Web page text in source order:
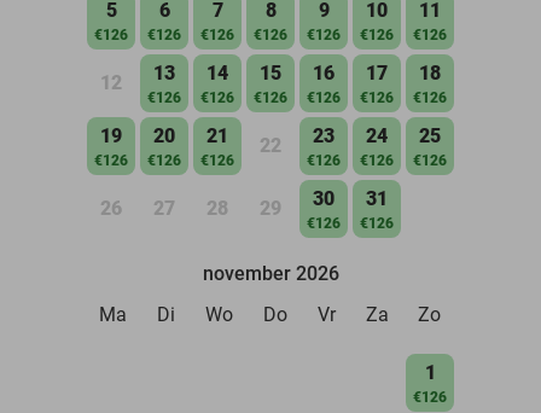
5
€126
6
€126
7
€126
8
€126
9
€126
10
€126
11
€126
12 13
€126
14
€126
15
€126
16
€126
17
€126
18
€126
19
€126
20
€126
21
€126
22 23
€126
24
€126
25
€126
26 27 28 29 30
€126
31
€126
november 2026
Ma
Di Wo Do Vr Za Zo
1
€126